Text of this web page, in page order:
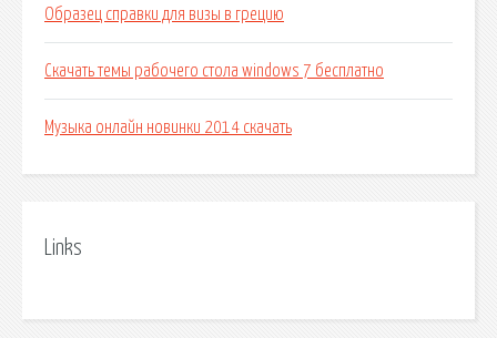
Образец справки для визы в грецию
Скачать темы рабочего стола windows 7 бесплатно
Музыка онлайн новинки 2014 скачать
Links